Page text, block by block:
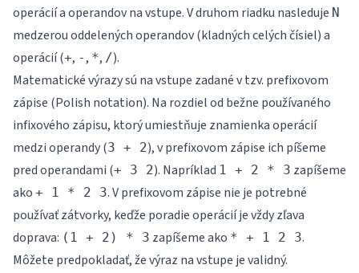
operácií a operandov na vstupe. V druhom riadku nasleduje N
medzerou oddelených operandov (kladných celých čísiel) a
operácií (+, - , *, /).
Matematické výrazy sú na vstupe zadané v tzv. prefixovom
zápise (Polish notation). Na rozdiel od bežne používaného
infixového zápisu, ktorý umiestňuje znamienka operácií
medzi operandy (3 + 2), v prefixovom zápise ich píšeme
pred operandami (+ 3 2). Napríklad 1 + 2 * 3 zapíšeme
ako + 1 * 2 3. V prefixovom zápise nie je potrebné
používať zátvorky, keďže poradie operácií je vždy zľava
doprava: (1 + 2) * 3 zapíšeme ako * + 1 2 3.
Môžete predpokladať, že výraz na vstupe je validný.